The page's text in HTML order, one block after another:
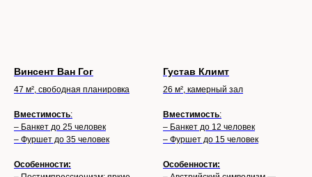
Винсент Ван Гог
47 м², свободная планировка
Вместимость:
– Банкет до 25 человек
– Фуршет до 35 человек
Особенности:
Густав Климт
26 м², камерный зал
Вместимость:
– Банкет до 12 человек
– Фуршет до 15 человек
Особенности: